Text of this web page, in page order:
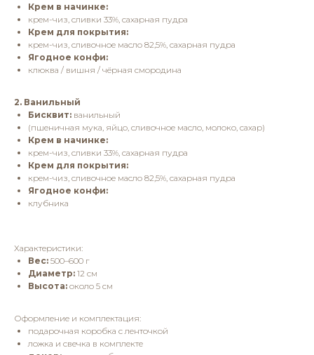
Крем в начинке:
крем-чиз, сливки 33%, сахарная пудра
Крем для покрытия:
крем-чиз, сливочное масло 82,5%, сахарная пудра
Ягодное конфи:
клюква / вишня / чёрная смородина
2. Ванильный
Бисквит: ванильный
(пшеничная мука, яйцо, сливочное масло, молоко, сахар)
Крем в начинке:
крем-чиз, сливки 33%, сахарная пудра
Крем для покрытия:
крем-чиз, сливочное масло 82,5%, сахарная пудра
Ягодное конфи:
клубника
Характеристики:
Вес: 500–600 г
Диаметр: 12 см
Высота: около 5 см
Оформление и комплектация:
подарочная коробка с ленточкой
ложка и свечка в комплекте